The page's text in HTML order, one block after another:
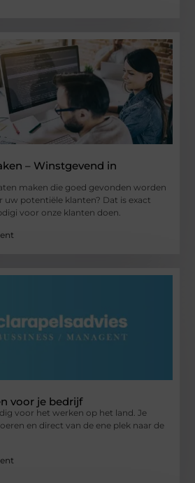
– Winstgevend in
maken die goed gevonden worden
uw potentiële klanten? Dat is exact
voor onze klanten doen.
voor je bedrijf
voor het werken op het land. Je
en direct van de ene plek naar de